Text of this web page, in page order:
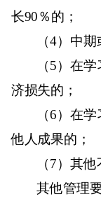
长90％的；
（4）中期
（5）在
济损失的；
（6）在
他人成果的；
（7）其他
其他管理